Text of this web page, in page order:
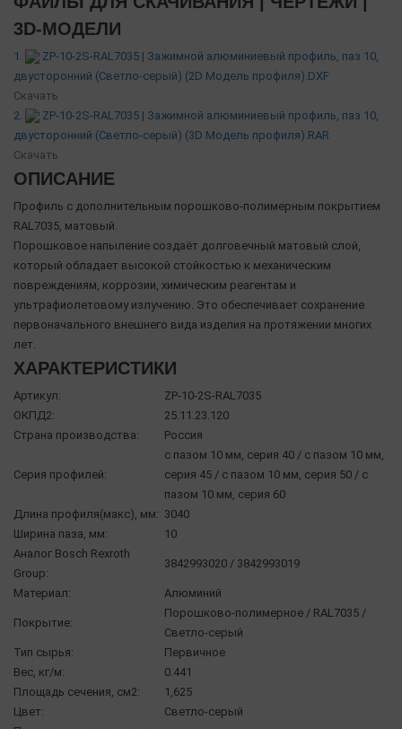
3D-МОДЕЛИ
1.
ZP-10-2S-RAL7035 | Зажимной алюминиевый профиль, паз 10,
двусторонний (Светло-серый) (2D Модель профиля).DXF
Скачать
2.
ZP-10-2S-RAL7035 | Зажимной алюминиевый профиль, паз 10,
двусторонний (Светло-серый) (3D Модель профиля).RAR
Скачать
ОПИСАНИЕ
Профиль с дополнительным порошково-полимерным покрытием
RAL7035, матовый.
Порошковое напыление создаёт долговечный матовый слой,
который обладает высокой стойкостью к механическим
повреждениям, коррозии, химическим реагентам и
ультрафиолетовому излучению. Это обеспечивает сохранение
первоначального внешнего вида изделия на протяжении многих
лет.
ХАРАКТЕРИСТИКИ
Артикул:
ZP-10-2S-RAL7035
ОКПД2:
25.11.23.120
Страна производства:
Россия
Серия профилей:
с пазом 10 мм, серия 40 / с пазом 10 мм,
серия 45 / с пазом 10 мм, серия 50 / с
пазом 10 мм, серия 60
Длина профиля(макс), мм: 3040
Ширина паза, мм:
10
Аналог Bosch Rexroth
Group:
3842993020 / 3842993019
Материал: Алюминий
Покрытие:
Порошково-полимерное / RAL7035 /
Светло-серый
Тип сырья:
Первичное
Вес, кг/м:
0.441
Площадь сечения, см2:
1,625
Цвет:
Светло-серый